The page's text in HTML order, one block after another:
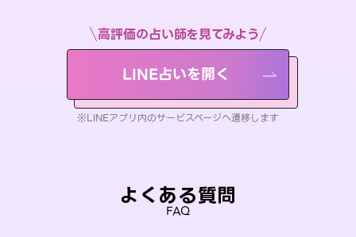
高評価の占い師を見てみよう
LINE占いを開く
※LINEアプリ内のサービスページへ遷移します
よくある質問
FAQ